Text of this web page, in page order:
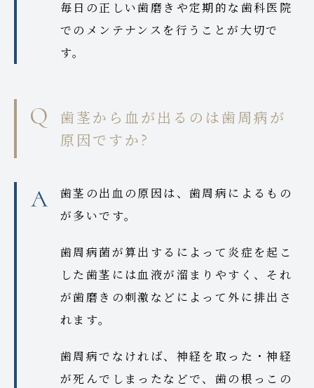
毎日の正しい歯磨きや定期的な歯科医院
でのメンテナンスを行うことが大切で
す。
歯茎から血が出るのは歯周病が
原因ですか?
歯茎の出血の原因は、歯周病によるもの
が多いです。
歯周病菌が算出するによって炎症を起こ
した歯茎には血液が溜まりやすく、それ
が歯磨きの刺激などによって外に排出さ
れます。
歯周病でなければ、神経を取った・神経
が死んでしまったなどで、歯の根っこの